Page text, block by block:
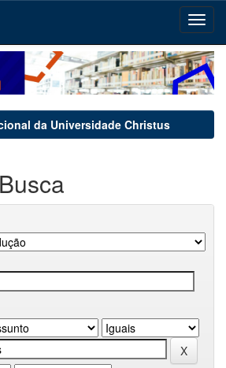
da Universidade Christus